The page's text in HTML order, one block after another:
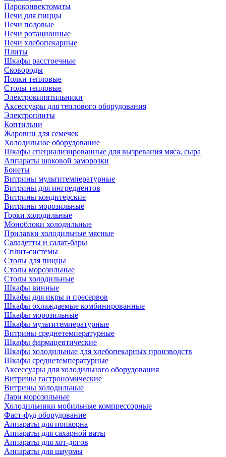
Пароконвектоматы
Печи для пиццы
Печи подовые
Печи ротационные
Печи хлебопекарные
Плиты
Шкафы расстоечные
Сковороды
Полки тепловые
Столы тепловые
Электрокипятильники
Аксессуары для теплового оборудования
Электроплиты
Коптильни
Жаровни для семечек
Холодильное оборудование
Шкафы специализированные для вызревания мяса, сыра
Аппараты шоковой заморозки
Бонеты
Витрины мультитемпературные
Витрины для ингредиентов
Витрины кондитерские
Витрины морозильные
Горки холодильные
Моноблоки холодильные
Прилавки холодильные мясные
Саладетты и салат-бары
Сплит-системы
Столы для пиццы
Столы морозильные
Столы холодильные
Шкафы винные
Шкафы для икры и пресервов
Шкафы охлаждаемые комбинированные
Шкафы морозильные
Шкафы мультитемпературные
Витрины среднетемпературные
Шкафы фармацевтические
Шкафы холодильные для хлебопекарных производств
Шкафы среднетемпературные
Аксессуары для холодильного оборудования
Витрины гастрономические
Витрины холодильные
Лари морозильные
Холодильники мобильные компрессорные
Фаст-фуд оборудование
Аппараты для попкорна
Аппараты для сахарной ваты
Аппараты для хот-догов
Аппараты для шаурмы